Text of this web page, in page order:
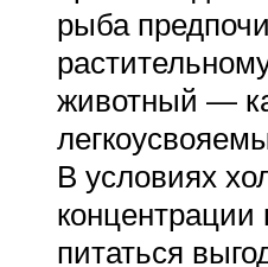
рыба
животный —
В условиях
концентрации
питаться